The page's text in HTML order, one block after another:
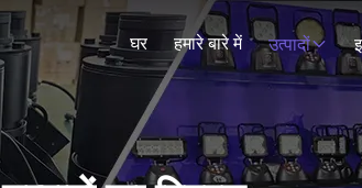
घर हमारे बारे में उत्पादों